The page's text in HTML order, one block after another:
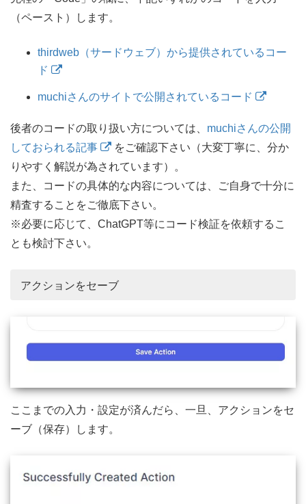
（ペースト）します。
thirdweb（サードウェブ）から提供されているコー
ド
muchiさんのサイトで公開されているコード
後者のコードの取り扱い方については、 muchiさんの公開
しておられる記事
をご確認下さい（大変丁寧に、分か
りやすく解説が為されています）。
また、コードの具体的な内容については、ご自身で十分に
精査することをご徹底下さい。
※必要に応じて、ChatGPT等にコード検証を依頼するこ
とも検討下さい。
アクションをセーブ
ここまでの入力・設定が済んだら、一旦、アクションをセ
ーブ（保存）します。